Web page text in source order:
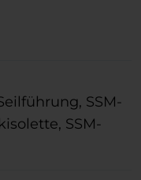
SSM-
SSM-